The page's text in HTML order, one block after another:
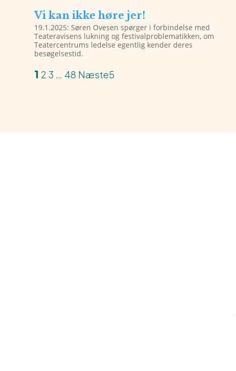
Vi kan ikke høre jer!
19.1.2025: Søren Ovesen spørger i forbindelse med
Teateravisens lukning og festivalproblematikken, om
Teatercentrums ledelse egentlig kender deres
besøgelsestid.
1 2 3 48 Næste